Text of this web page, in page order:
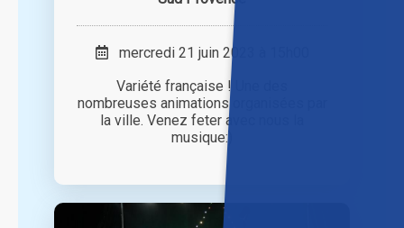
mercredi 21 juin 2023 à 15h00
Variété française ! Une des
nombreuses animations organisées par
la ville. Venez feter avec nous la
musique:)